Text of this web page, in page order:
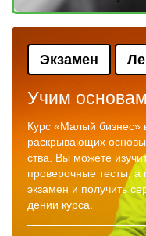
Экзамен
Учим
Курс «Малый бизнес»
раскрывающих
ства. Вы можете
проверочные тесты, а
экзамен и получить
дении курса.